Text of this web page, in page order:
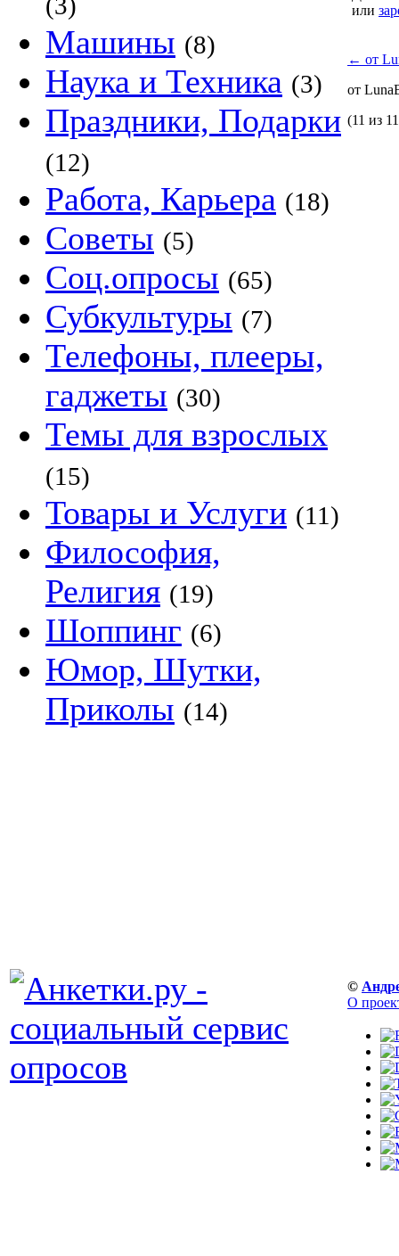
Машины (8)
Наука и Техника (3)
Праздники, Подарки
(12)
Работа, Карьера (18)
Советы (5)
Соц.опросы (65)
Субкультуры (7)
Телефоны, плееры,
гаджеты (30)
Темы для взрослых
(15)
Товары и Услуги (11)
Философия,
Религия (19)
Шоппинг (6)
Юмор, Шутки,
Приколы (14)
или
← от
от
(11 из
©
О